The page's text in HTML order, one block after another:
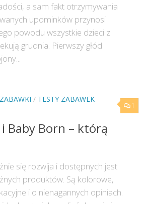
a sam fakt otrzymywania
upominków przynosi
powodu wszystkie dzieci z
grudnia. Pierwszy głód
1
ZABAWKI / TESTY ZABAWEK
Baby Born – którą
się rozwija i dostępnych jest
produktów. Są kolorowe,
i o nienagannych opiniach.